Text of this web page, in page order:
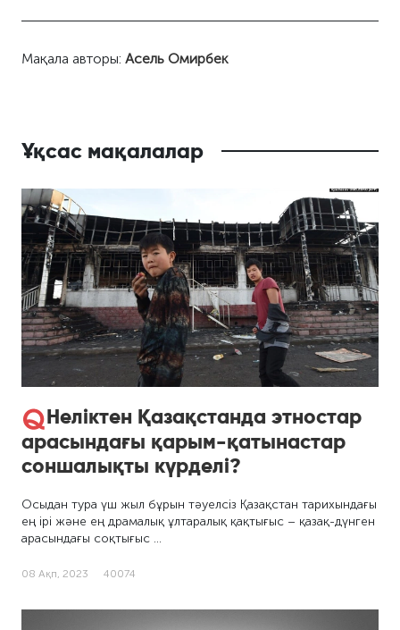
Мақала авторы:Асель Омирбек
Ұқсас мақалалар
Неліктен Қазақстанда этностар
арасындағы қарым-қатынастар
соншалықты күрделі?
Осыдан тура үш жыл бұрын тәуелсіз Қазақстан тарихындағы
ең ірі және ең драмалық ұлтаралық қақтығыс – қазақ-дүнген
арасындағы соқтығыс …
08 Ақп, 2023 40074